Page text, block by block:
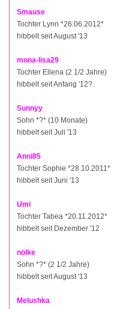
Smause
Tochter Lynn *26.06.2012*
hibbelt seit August '13
mona-lisa29
Tochter Ellena (2 1/2 Jahre)
hibbelt seit Anfang '12?
Sunnyy
Sohn *?* (10 Monate)
hibbelt seit Juli '13
Anni85
Tochter Sophie *28.10.2011*
hibbelt seit Juni '13
Umi
Tochter Tabea *20.11.2012*
hibbelt seit Dezember '12
nölke
Sohn *?* (2 1/2 Jahre)
hibbelt seit August '13
Melushka